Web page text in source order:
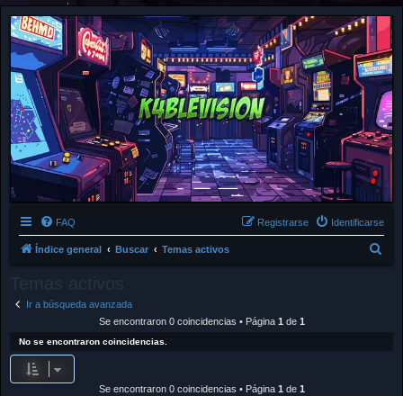
FAQ Identificarse
Registrarse
Índice general Buscar Temas activos
Ir a búsqueda avanzada
Se encontraron 0 coincidencias • Página 1 de 1
No se encontraron coincidencias.
Se encontraron 0 coincidencias • Página 1 de 1